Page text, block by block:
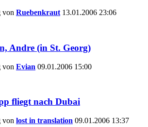
von Ruebenkraut 13.01.2006 23:06
Andre (in St. Georg)
von Evian 09.01.2006 15:00
fliegt nach Dubai
von lost in translation 09.01.2006 13:37